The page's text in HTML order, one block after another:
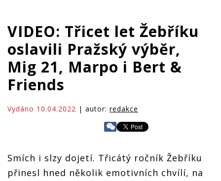
VIDEO: Třicet let Žebříku
oslavili Pražský výběr,
Mig 21, Marpo i Bert &
Friends
Vydáno 10.04.2022 | autor: redakce
Smích i slzy dojetí. Třicátý ročník Žebříku
přinesl hned několik emotivních chvílí, na